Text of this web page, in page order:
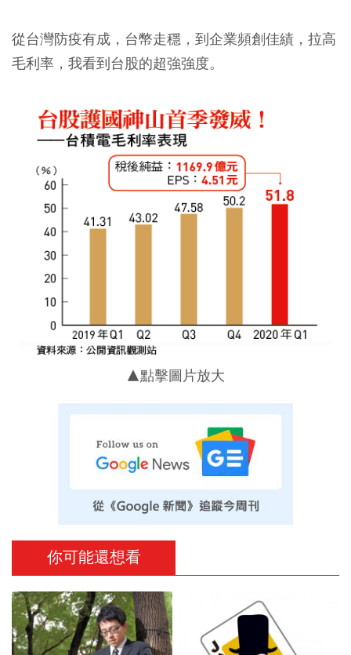
從台灣防疫有成，台幣走穩，到企業頻創佳績，拉高
毛利率，我看到台股的超強強度。
▲點擊圖片放大
你可能還想看